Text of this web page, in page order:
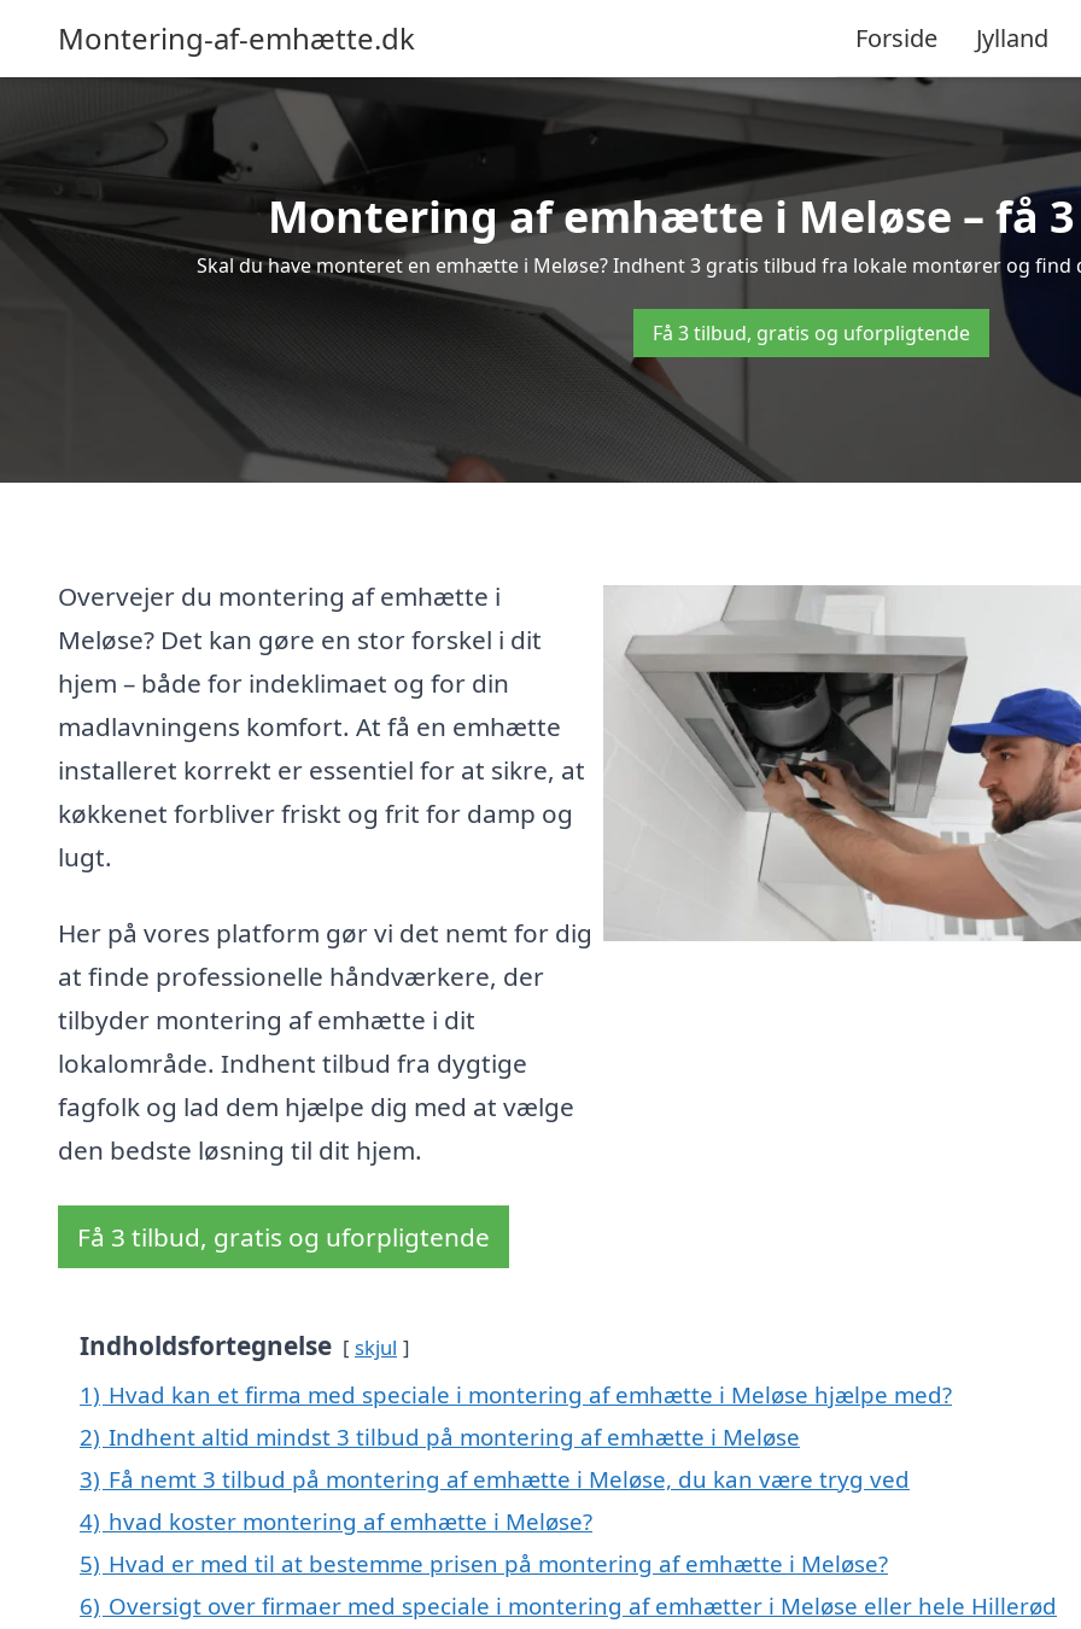
Montering-af-emhætte.dk Forside Jylland
Montering af emhætte i Meløse – få
Skal du have monteret en emhætte i Meløse? Indhent 3 gratis tilbud fra lokale montører og
Få 3 tilbud, gratis og uforpligtende
Overvejer du montering af emhætte i
Meløse? Det kan gøre en stor forskel i dit
hjem – både for indeklimaet og for din
madlavningens komfort. At få en emhætte
installeret korrekt er essentiel for at sikre, at
køkkenet forbliver friskt og frit for damp og
lugt.
Her på vores platform gør vi det nemt for dig
at finde professionelle håndværkere, der
tilbyder montering af emhætte i dit
lokalområde. Indhent tilbud fra dygtige
fagfolk og lad dem hjælpe dig med at vælge
den bedste løsning til dit hjem.
Få 3 tilbud, gratis og uforpligtende
Indholdsfortegnelse skjul
1) Hvad kan et firma med speciale i montering af emhætte i Meløse hjælpe med?
2) Indhent altid mindst 3 tilbud på montering af emhætte i Meløse
3) Få nemt 3 tilbud på montering af emhætte i Meløse, du kan være tryg ved
4) hvad koster montering af emhætte i Meløse?
5) Hvad er med til at bestemme prisen på montering af emhætte i Meløse?
6) Oversigt over firmaer med speciale i montering af emhætter i Meløse eller hele Hillerød